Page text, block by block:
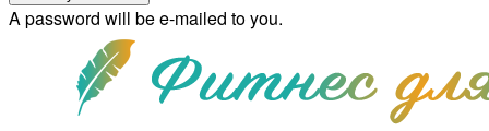
A password will be e-mailed to you.